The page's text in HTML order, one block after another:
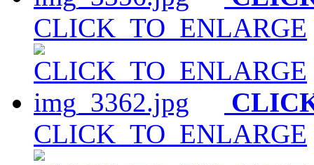
CLICK_TO_ENLARGE
CLICK_TO_ENLARGE